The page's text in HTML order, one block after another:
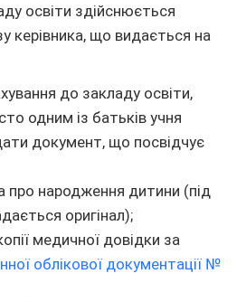
освіти здійснюється
керівника, що видається на
до закладу освіти,
одним із батьків учня
документ, що посвідчує
про народження дитини (під
оригінал);
медичної довідки за
облікової документації №